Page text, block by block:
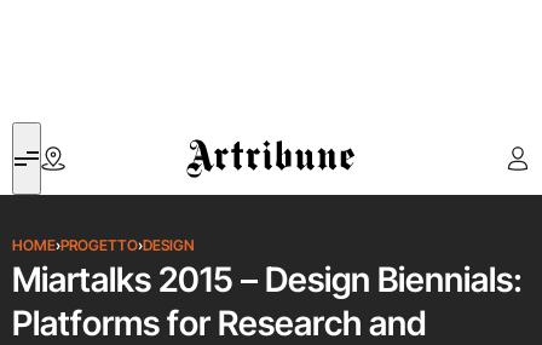
Artribune
HOME›PROGETTO›DESIGN
Miartalks 2015 – Design Biennials:
Platforms for Research and